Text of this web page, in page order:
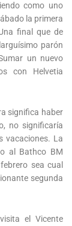
como uno
la primera
final que de
parón
un nuevo
con Helvetia
significa haber
no significaría
vacaciones. La
al Bathco BM
sea cual
segunda
el Vicente